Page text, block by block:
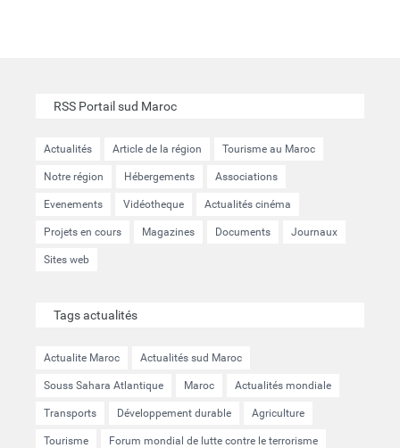
RSS Portail sud Maroc
Actualités Article de la région Tourisme au Maroc
Notre région Hébergements Associations
Evenements Vidéotheque Actualités cinéma
Projets en cours Magazines Documents Journaux
Sites web
Tags actualités
Actualite Maroc Actualités sud Maroc
Souss Sahara Atlantique Maroc Actualités mondiale
Transports Développement durable Agriculture
Tourisme Forum mondial de lutte contre le terrorisme